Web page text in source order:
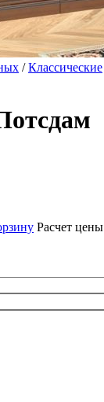
/Классические
Расчет цены